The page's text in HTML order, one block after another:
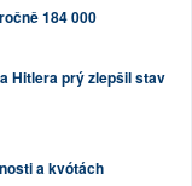
184 000
Hitlera prý zlepšil stav
a kvótách